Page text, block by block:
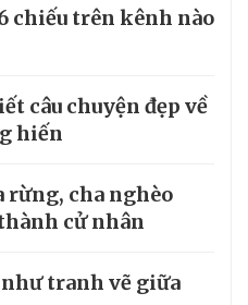
chiếu trên kênh nào
câu chuyện đẹp về
hiến
rừng, cha nghèo
cử nhân
như tranh vẽ giữa